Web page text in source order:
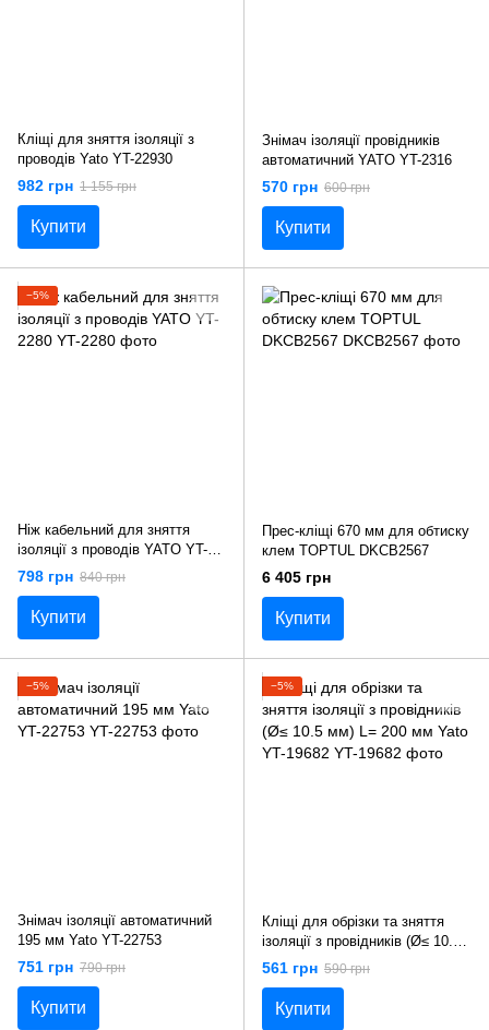
Кліщі для зняття ізоляції з
проводів Yato YT-22930
982 грн 1 155 грн
Купити
Знімач ізоляції провідників
автоматичний YATO YT-2316
570 грн 600 грн
Купити
−5%
Ніж кабельний для зняття
ізоляції з проводів YATO YT-
2280
798 грн 840 грн
Купити
Пpec-кліщі 670 мм для oбтиcку
клeм TOPTUL DKCB2567
6 405 грн
Купити
−5%
Знімач ізоляції автоматичний
195 мм Yato YT-22753
751 грн 790 грн
Купити
−5%
Кліщі для обрізки та зняття
ізоляції з провідників (Ø≤ 10.5
мм) L= 200 мм Yato YT-19682
561 грн 590 грн
Купити